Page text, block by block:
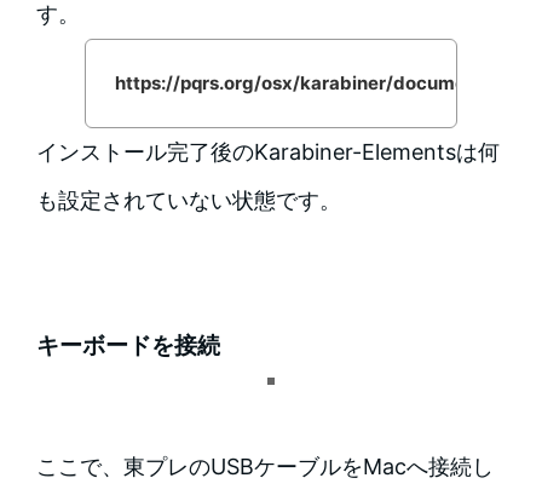
す。
https://pqrs.org/osx/karabiner/
インストール完了後のKarabiner-Elementsは何
も設定されていない状態です。
キーボードを接続
ここで、東プレのUSBケーブルをMacへ接続し